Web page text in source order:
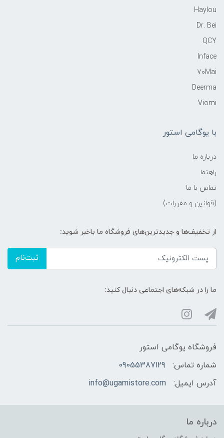
Haylou
Dr. Bei
QCY
Inface
70Mai
Deerma
Viomi
با یوگامی استور
درباره ما
راهنما
تماس با ما
(قوانین و مقررات)
از تخفیف‌ها و جدیدترین‌های فروشگاه ما باخبر شوید:
ثبت‌نام
ما را در شبکه‌های اجتماعی دنبال کنید:
فروشگاه یوگامی استور
شماره تماس:
09055387129
آدرس ایمیل:
info@ugamistore.com
درباره ما